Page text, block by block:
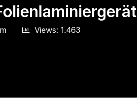
Views: 1.463